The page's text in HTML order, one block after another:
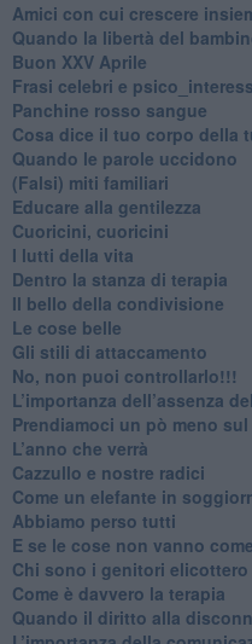
​Amici con cui crescere
​Quando la libertà del
Buon XXV Aprile
​Frasi celebri e
​Panchine rosso sangue
​Cosa dice il tuo corpo della
​Quando le parole uccidono
​(Falsi) miti familiari
​Educare alla gentilezza
​Cuoricini, cuoricini
I lutti della vita
​Dentro la stanza di terapia
​Il bello della condivisione
Le cose belle
​Gli stili di attaccamento
No, non puoi controllarlo!!!
​L’importanza dell’assenza
​Prendiamoci un pò meno
​L’anno che verrà
​Cazzullo e nostre radici
​Come un elefante in
​Abbiamo perso tutti
E se le cose non vanno
​Chi sono i genitori elicottero
Come è davvero la terapia
Quando il diritto alla